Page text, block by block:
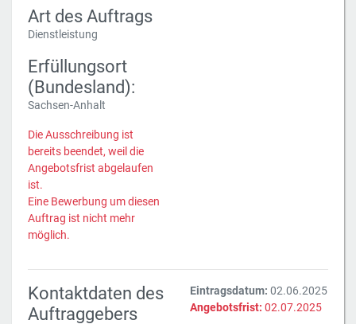
Art des Auftrags
Dienstleistung
Erfüllungsort
(Bundesland):
Sachsen-Anhalt
Die Ausschreibung ist
bereits beendet, weil die
Angebotsfrist abgelaufen
ist.
Eine Bewerbung um diesen
Auftrag ist nicht mehr
möglich.
Kontaktdaten des
Auftraggebers
Eintragsdatum: 02.06.2025
Angebotsfrist: 02.07.2025